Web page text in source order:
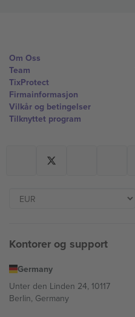
Om Oss
Team
TixProtect
Firmainformasjon
Vilkår og betingelser
Tilknyttet program
Kontorer og support
Germany
Unter den Linden 24, 10117
Berlin, Germany